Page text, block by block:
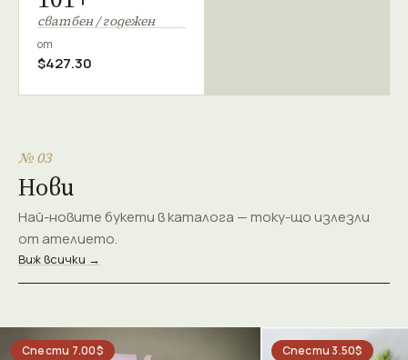
сватбен / годежен
от
$427.30
№ 03
Нови
Най-новите букети в каталога — току-що излезли
от ателието.
Виж всички →
Спести 7.00$ Спести 3.50$